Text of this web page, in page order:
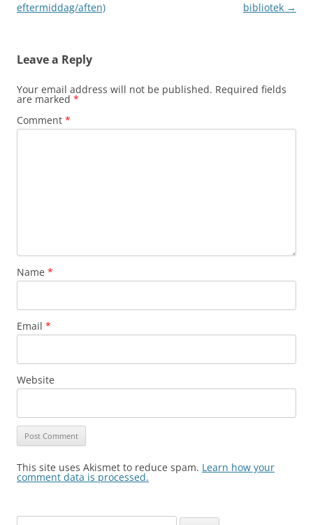
navigation
eftermiddag/aften)
bibliotek →
Leave a Reply
Your email address will not be published. Required fields
are marked *
Comment *
Name *
Email *
Website
This site uses Akismet to reduce spam. Learn how your
comment data is processed.